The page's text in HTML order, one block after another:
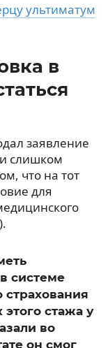
ультиматум
в
заявление
слишком
что на тот
для
системе
страхования
стажа у
во
он смог